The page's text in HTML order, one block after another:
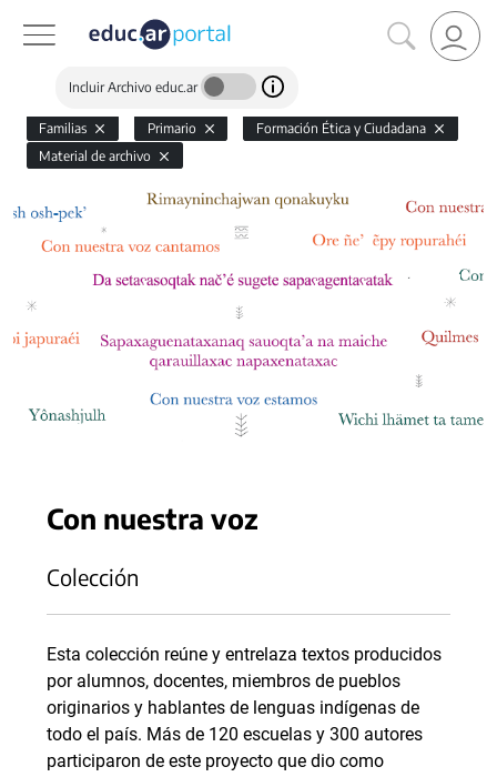
Incluir Archivo educ.ar
Familias Primario
Formación Ética y Ciudadana
Material de archivo
Con nuestra voz
Colección
Esta colección reúne y entrelaza textos producidos
por alumnos, docentes, miembros de pueblos
originarios y hablantes de lenguas indígenas de
todo el país. Más de 120 escuelas y 300 autores
participaron de este proyecto que dio como